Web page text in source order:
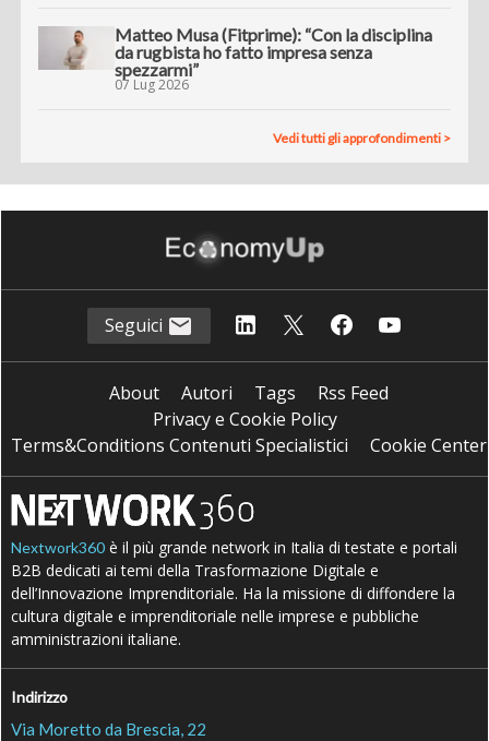
Matteo Musa (Fitprime): “Con la disciplina
da rugbista ho fatto impresa senza
spezzarmi”
07 Lug 2026
Vedi tutti gli approfondimenti >
Seguici
About Autori Tags
Rss Feed
Privacy e Cookie Policy
Terms&Conditions Contenuti Specialistici
Cookie Center
Nextwork360 è il più grande network in Italia di testate e portali
B2B dedicati ai temi della Trasformazione Digitale e
dell’Innovazione Imprenditoriale. Ha la missione di diffondere la
cultura digitale e imprenditoriale nelle imprese e pubbliche
amministrazioni italiane.
Indirizzo
Via Moretto da Brescia, 22